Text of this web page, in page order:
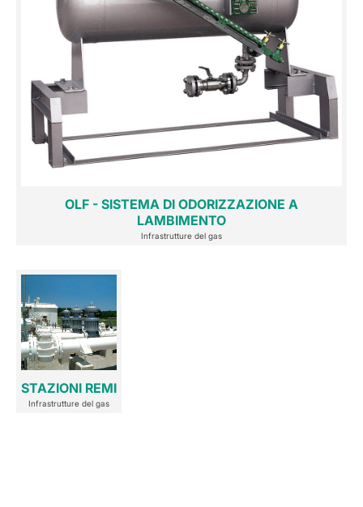
OLF - SISTEMA DI ODORIZZAZIONE A
LAMBIMENTO
Infrastrutture del gas
STAZIONI REMI
Infrastrutture del gas